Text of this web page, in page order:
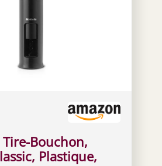
Bouchon,
Plastique,